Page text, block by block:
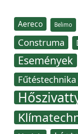
Aereco Belimo
Construma
Események
Fűtéstechnika